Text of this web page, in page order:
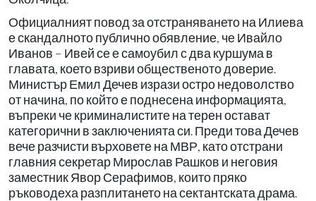
Официалният повод за отстраняването на Илиева
е скандалното публично обявление, че Ивайло
Иванов – Ивей се е самоубил с два куршума в
главата, което взриви общественото доверие.
Министър Емил Дечев изрази остро недоволство
от начина, по който е поднесена информацията,
въпреки че криминалистите на терен остават
категорични в заключенията си. Преди това Дечев
вече разчисти върховете на МВР, като отстрани
главния секретар Мирослав Рашков и неговия
заместник Явор Серафимов, които пряко
ръководеха разплитането на сектантската драма.